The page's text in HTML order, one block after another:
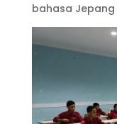
bahasa